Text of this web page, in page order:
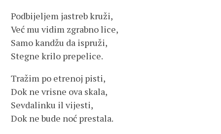
Podbijeljem jastreb kruži,
Već mu vidim zgrabno lice,
Samo kandžu da ispruži,
Stegne krilo prepelice.
Tražim po etrenoj pisti,
Dok ne vrisne ova skala,
Sevdalinku il vijesti,
Dok ne bude noć prestala.